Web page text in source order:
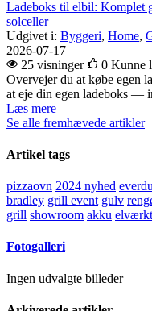
Ladeboks til elbil: Komplet
solceller
Udgivet i: Byggeri, Home,
2026-07-17
25 visninger
0 Kunne
Overvejer du at købe egen
at eje din egen ladeboks —
Læs mere
Se alle fremhævede artikler
Artikel tags
pizzaovn 2024 nyhed
bradley grill event gulv
grill showroom akku
Fotogalleri
Ingen udvalgte billeder